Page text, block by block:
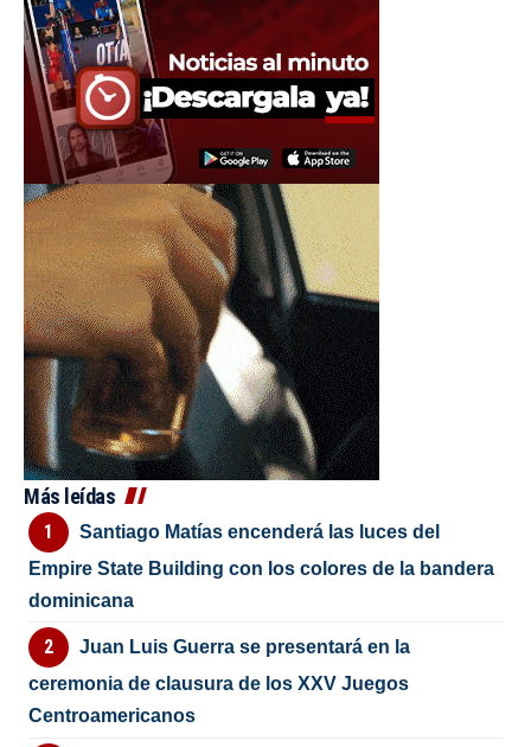
Más leídas
Santiago Matías encenderá las luces del
Empire State Building con los colores de la bandera
dominicana
Juan Luis Guerra se presentará en la
ceremonia de clausura de los XXV Juegos
Centroamericanos